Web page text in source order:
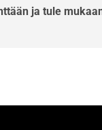
ja tule